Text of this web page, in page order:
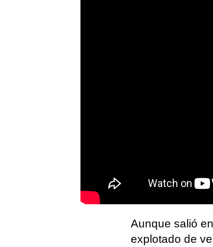
Aunque salió
explotado de